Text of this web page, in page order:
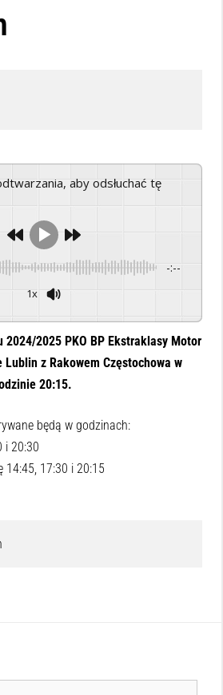
-:--
1x
2024/2025 PKO BP Ekstraklasy Motor
z Rakowem Częstochowa w
20:15.
będą w godzinach:
i 20:30
14:45, 17:30 i 20:15